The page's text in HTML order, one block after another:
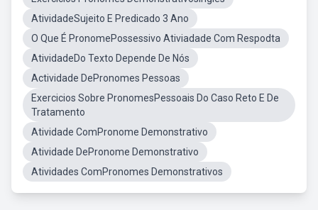
AtividadeSujeito E Predicado 3 Ano
O Que É PronomePossessivo Ativiadade Com Respodta
AtividadeDo Texto Depende De Nós
Actividade DePronomes Pessoas
Exercicios Sobre PronomesPessoais Do Caso Reto E De
Tratamento
Atividade ComPronome Demonstrativo
Atividade DePronome Demonstrativo
Atividades ComPronomes Demonstrativos